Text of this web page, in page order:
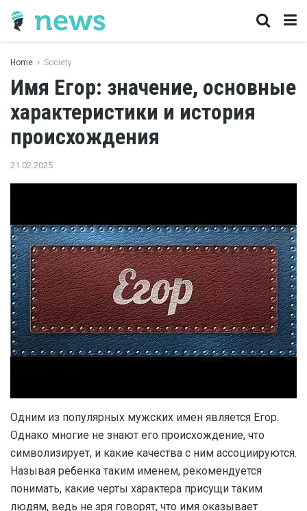
Home Society
Имя Егор: значение, основные
характеристики и история
происхождения
21.02.2025
Одним из популярных мужских имен является Егор.
Однако многие не знают его происхождение, что
символизирует, и какие качества с ним ассоциируются.
Называя ребенка таким именем, рекомендуется
понимать, какие черты характера присущи таким
людям, ведь не зря говорят, что имя оказывает